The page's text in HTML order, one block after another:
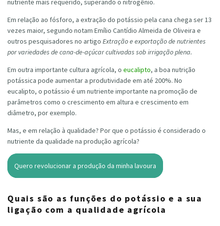
nutriente mais requerido, superando o nitrogênio.
Em relação ao fósforo, a extração do potássio pela cana chega ser 13
vezes maior, segundo notam Emílio Cantídio Almeida de Oliveira e
outros pesquisadores no artigo Extração e exportação de nutrientes
por variedades de cana-de-açúcar cultivadas sob irrigação plena.
Em outra importante cultura agrícola, o eucalipto, a boa nutrição
potássica pode aumentar a produtividade em até 200%. No
eucalipto, o potássio é um nutriente importante na promoção de
parâmetros como o crescimento em altura e crescimento em
diâmetro, por exemplo.
Mas, e em relação à qualidade? Por que o potássio é considerado o
nutriente da qualidade na produção agrícola?
Quero revolucionar a produção da minha lavoura
Quais são as funções do potássio e a sua
ligação com a qualidade agrícola